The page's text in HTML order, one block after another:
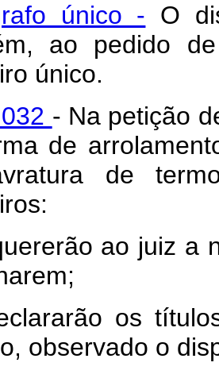
único - O
ao pedido
único.
- Na petição
de
de
ao juiz a
os
observado o